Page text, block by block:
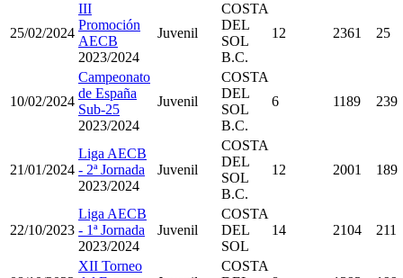
25/02/2024
III
Promoción
AECB
2023/2024
Juvenil
COSTA
DEL
SOL
B.C.
12 2361 25
10/02/2024
Campeonato
de España
Sub-25
2023/2024
Juvenil
COSTA
DEL
SOL
B.C.
6 1189 239
21/01/2024
Liga AECB
- 2ª Jornada
2023/2024
Juvenil
COSTA
DEL
SOL
B.C.
12 2001 189
22/10/2023
Liga AECB
- 1ª Jornada
2023/2024
Juvenil
COSTA
DEL
SOL
14 2104 211
XII Torneo
COSTA